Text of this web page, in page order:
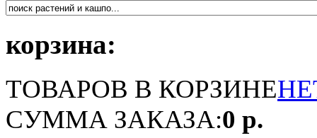
корзина:
ТОВАРОВ В КОРЗИНЕ
СУММА ЗАКАЗА:0 р.